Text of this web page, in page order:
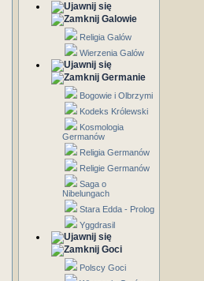
Galowie
Religia Galów
Wierzenia Galów
Germanie
Bogowie i Olbrzymi
Kodeks Królewski
Kosmologia
Germanów
Religia Germanów
Religie Germanów
Saga o
Nibelungach
Stara Edda - Prolog
Yggdrasil
Goci
Polscy Goci